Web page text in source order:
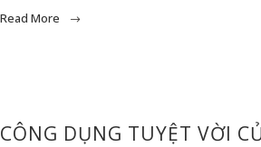
Read More
CÔNG DỤNG TUYỆT VỜI